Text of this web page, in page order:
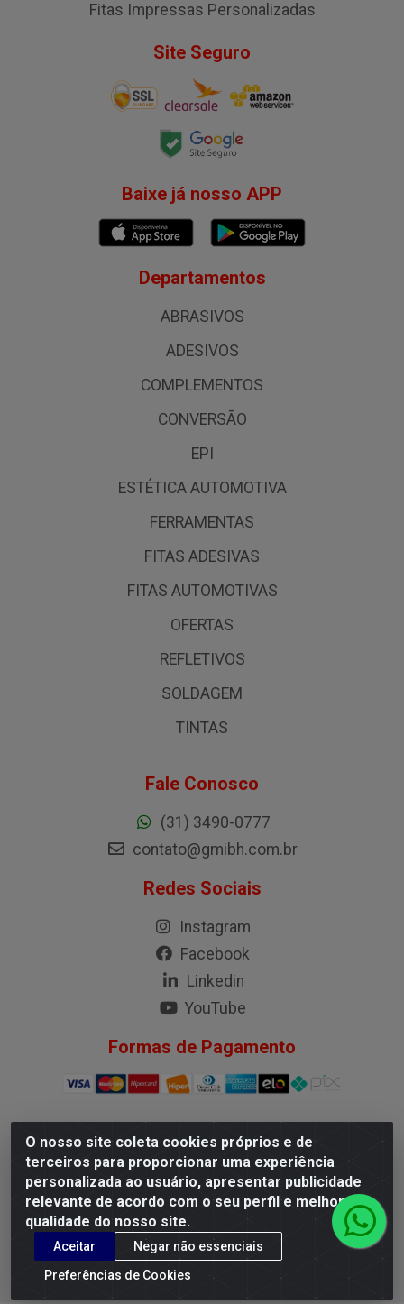
O nosso site coleta cookies próprios e de
terceiros para proporcionar uma experiência
personalizada ao usuário, apresentar publicidade
relevante de acordo com o seu perfil e melhorar a
qualidade do nosso site.
Aceitar
Negar não essenciais
Preferências de Cookies
Fitas Impressas Personalizadas
Site Seguro
Baixe já nosso APP
Departamentos
ABRASIVOS
ADESIVOS
COMPLEMENTOS
CONVERSÃO
EPI
ESTÉTICA AUTOMOTIVA
FERRAMENTAS
FITAS ADESIVAS
FITAS AUTOMOTIVAS
OFERTAS
REFLETIVOS
SOLDAGEM
TINTAS
Fale Conosco
(31) 3490-0777
contato@gmibh.com.br
Redes Sociais
Instagram
Facebook
Linkedin
YouTube
Formas de Pagamento
G.M.I. Distribuidora LTDA - Rua Conselheiro Pena, 50 - Santa
Branca, Belo Horizonte/MG - CEP 31.710-150 - CNPJ
04.098.359/0001-02